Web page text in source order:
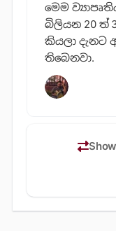
මෙම
බිලියන 20 ත්
කියලා
තිබෙනවා.